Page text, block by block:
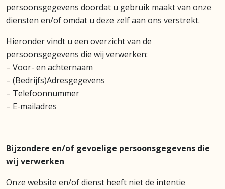
persoonsgegevens doordat u gebruik maakt van onze
diensten en/of omdat u deze zelf aan ons verstrekt.
Hieronder vindt u een overzicht van de
persoonsgegevens die wij verwerken:
– Voor- en achternaam
– (Bedrijfs)Adresgegevens
– Telefoonnummer
– E-mailadres
Bijzondere en/of gevoelige persoonsgegevens die
wij verwerken
Onze website en/of dienst heeft niet de intentie